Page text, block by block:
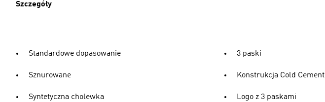
Szczegóły
Standardowe dopasowanie
Sznurowane
Syntetyczna cholewka
3 paski
Konstrukcja Cold Cement
Logo z 3 paskami